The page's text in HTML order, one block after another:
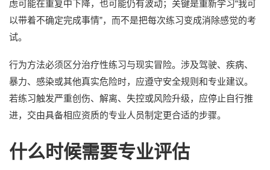
虑可能在重复中下降，也可能仍有波动；关键是重新学习“我可
以带着不确定完成事情”，而不是把每次练习变成消除感觉的考
试。
行为方法必须区分治疗性练习与现实冒险。涉及驾驶、疾病、
暴力、感染或其他真实危险时，应遵守安全规则和专业建议。
若练习触发严重创伤、解离、失控或风险升级，应停止自行推
进，交由具备相应资质的专业人员制定更合适的步骤。
什么时候需要专业评估